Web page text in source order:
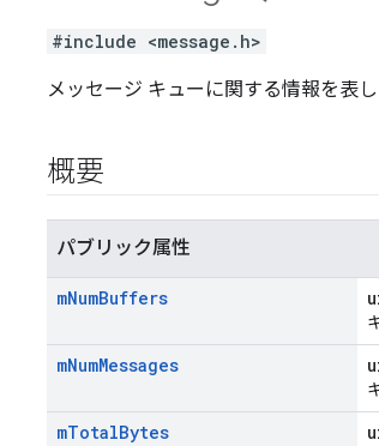
#include <message.h>
メッセージ キューに関する情報を表し
概要
パブリック属性
mNumBuffers
mNumMessages
mTotalBytes